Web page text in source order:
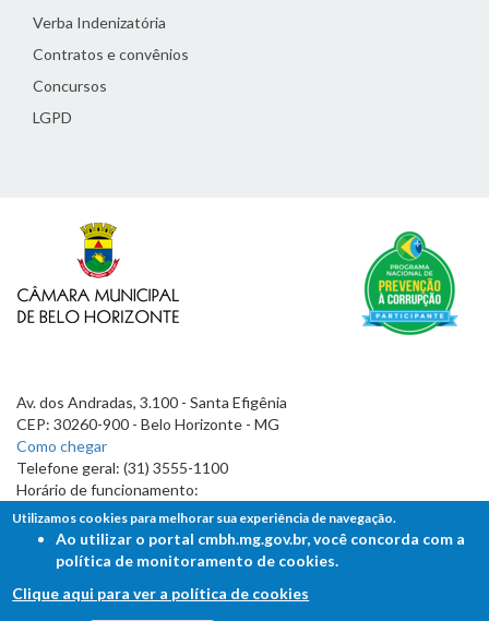
Verba Indenizatória
Contratos e convênios
Concursos
LGPD
Av. dos Andradas, 3.100 - Santa Efigênia
CEP: 30260-900 - Belo Horizonte - MG
Como chegar
Telefone geral: (31) 3555-1100
Horário de funcionamento:
7h às 19h
Utilizamos cookies para melhorar sua experiência de navegação.
Ao utilizar o portal cmbh.mg.gov.br, você concorda com a
política de monitoramento de cookies.
Clique aqui para ver a política de cookies